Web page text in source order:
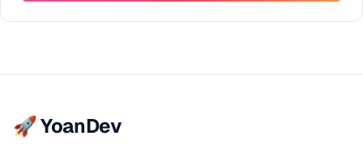
🚀 YoanDev